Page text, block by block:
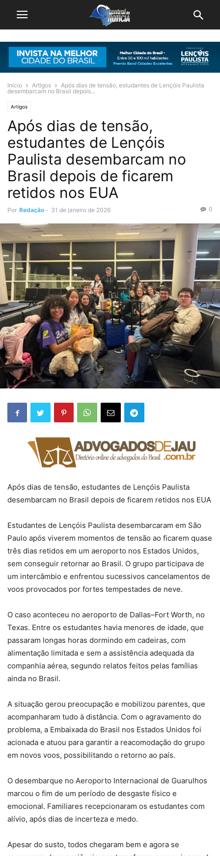
Início Artigos
Após dias de tensão, estudantes de Lençóis Paulista
desembarcam no Brasil depois...
Artigos
Após dias de tensão,
estudantes de Lençóis
Paulista desembarcam no
Brasil depois de ficarem
retidos nos EUA
Por Redação - 31 de janeiro de 2026 0
Após dias de tensão, estudantes de Lençóis Paulista
desembarcam no Brasil depois de ficarem retidos nos EUA
Estudantes de Lençóis Paulista desembarcaram em São
Paulo após viverem momentos de tensão ao ficarem quase
três dias retidos em um aeroporto nos Estados Unidos,
sem conseguir retornar ao Brasil. O grupo participava de
um intercâmbio e enfrentou sucessivos cancelamentos de
voos provocados por fortes tempestades de neve.
O caso aconteceu no aeroporto de Dallas–Fort Worth, no
Texas. Entre os estudantes havia menores de idade, que
passaram longas horas dormindo em cadeiras, com
alimentação limitada e sem a assistência adequada da
companhia aérea, segundo relatos feitos pelas famílias
ainda no Brasil.
A situação gerou preocupação e mobilizou parentes, que
acompanharam tudo à distância. Com o agravamento do
problema, a Embaixada do Brasil nos Estados Unidos foi
acionada e atuou para garantir a reacomodação do grupo
em novos voos, possibilitando o retorno ao país.
O desembarque no Aeroporto Internacional de Guarulhos
marcou o fim de um período de desgaste físico e
emocional. Familiares recepcionaram os estudantes com
alívio, após dias de incerteza e medo.
Apesar do susto, todos chegaram bem e agora se